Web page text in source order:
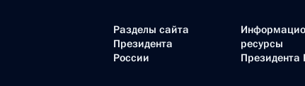
Разделы сайта
Президента
России
ресурсы
Президента